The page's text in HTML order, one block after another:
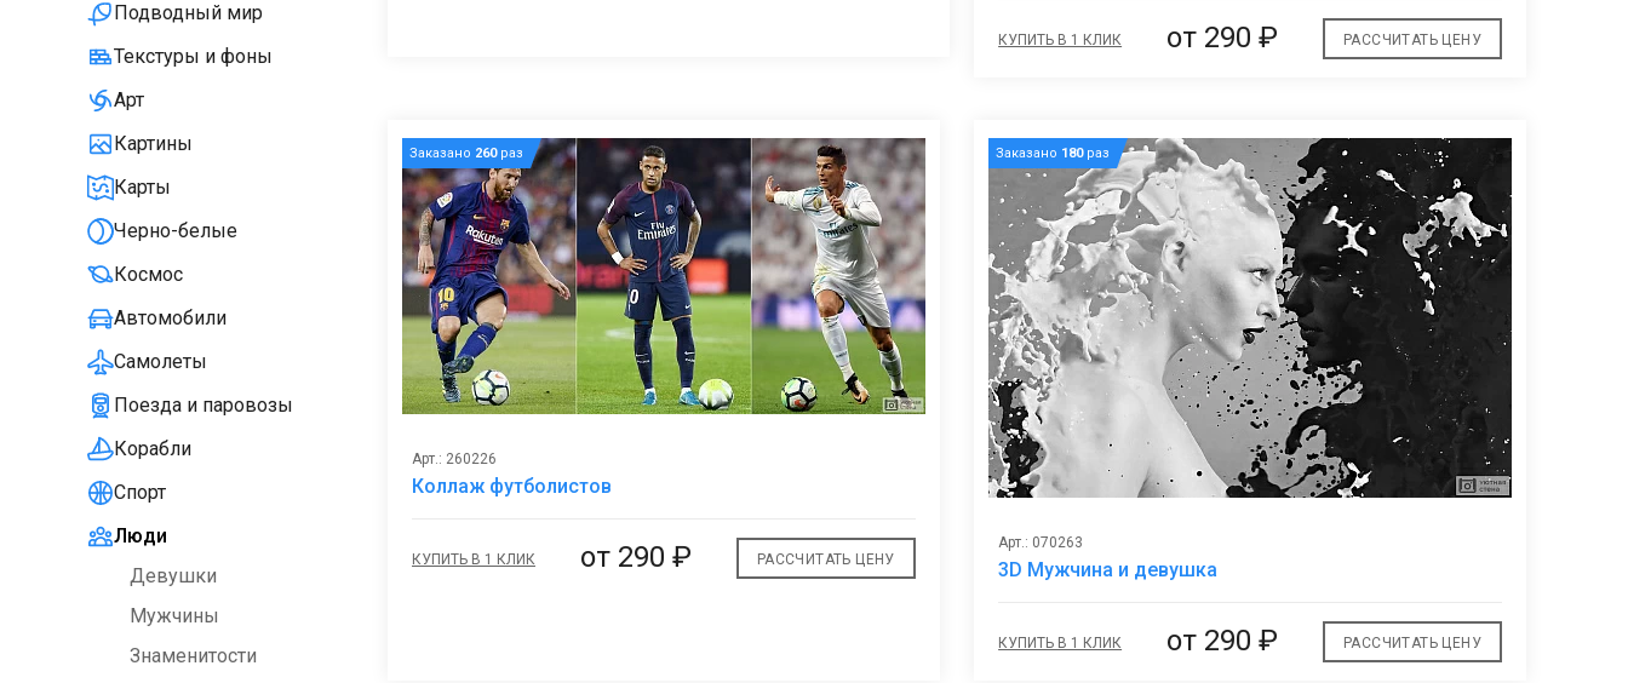
Подводный мир
Текстуры и фоны
Арт
Картины
Карты
Черно-белые
Космос
Автомобили
Самолеты
Поезда и паровозы
Корабли
Спорт
Люди
Девушки
Мужчины
Знаменитости
КУПИТЬ В 1 КЛИК от 290 ₽ РАССЧИТАТЬ ЦЕНУ
Заказано 260раз
Арт.: 260226
Коллаж футболистов
избранное
КУПИТЬ В 1 КЛИК от290 ₽ РАССЧИТАТЬ ЦЕНУ
Заказано 180раз
Арт.: 070263
3D Мужчина и девушка
КУПИТЬ В 1 КЛИК от 290 ₽ РАССЧИТАТЬ ЦЕНУ